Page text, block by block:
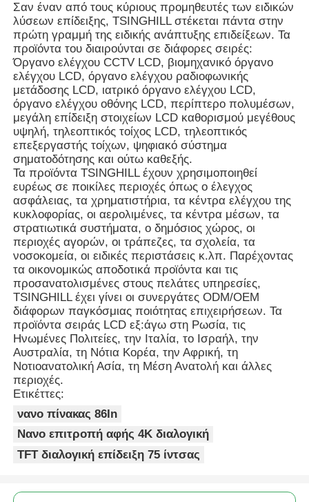
Σαν έναν από τους κύριους προμηθευτές των ειδικών
λύσεων επίδειξης, TSINGHILL στέκεται πάντα στην
πρώτη γραμμή της ειδικής ανάπτυξης επιδείξεων. Τα
προϊόντα του διαιρούνται σε διάφορες σειρές:
Όργανο ελέγχου CCTV LCD, βιομηχανικό όργανο
ελέγχου LCD, όργανο ελέγχου ραδιοφωνικής
μετάδοσης LCD, ιατρικό όργανο ελέγχου LCD,
όργανο ελέγχου οθόνης LCD, περίπτερο πολυμέσων,
μεγάλη επίδειξη στοιχείων LCD καθορισμού μεγέθους
υψηλή, τηλεοπτικός τοίχος LCD, τηλεοπτικός
επεξεργαστής τοίχων, ψηφιακό σύστημα
σηματοδότησης και ούτω καθεξής.
Τα προϊόντα TSINGHILL έχουν χρησιμοποιηθεί
ευρέως σε ποικίλες περιοχές όπως ο έλεγχος
ασφάλειας, τα χρηματιστήρια, τα κέντρα ελέγχου της
κυκλοφορίας, οι αερολιμένες, τα κέντρα μέσων, τα
στρατιωτικά συστήματα, ο δημόσιος χώρος, οι
περιοχές αγορών, οι τράπεζες, τα σχολεία, τα
νοσοκομεία, οι ειδικές περιστάσεις κ.λπ. Παρέχοντας
τα οικονομικώς αποδοτικά προϊόντα και τις
προσανατολισμένες στους πελάτες υπηρεσίες,
TSINGHILL έχει γίνει οι συνεργάτες ODM/OEM
διάφορων παγκόσμιας ποιότητας επιχειρήσεων. Τα
προϊόντα σειράς LCD εξ:άγω στη Ρωσία, τις
Ηνωμένες Πολιτείες, την Ιταλία, το Ισραήλ, την
Αυστραλία, τη Νότια Κορέα, την Αφρική, τη
Νοτιοανατολική Ασία, τη Μέση Ανατολή και άλλες
περιοχές.
Ετικέττες:
νανο πίνακας 86In
Νανο επιτροπή αφής 4K διαλογική
TFT διαλογική επίδειξη 75 ίντσας